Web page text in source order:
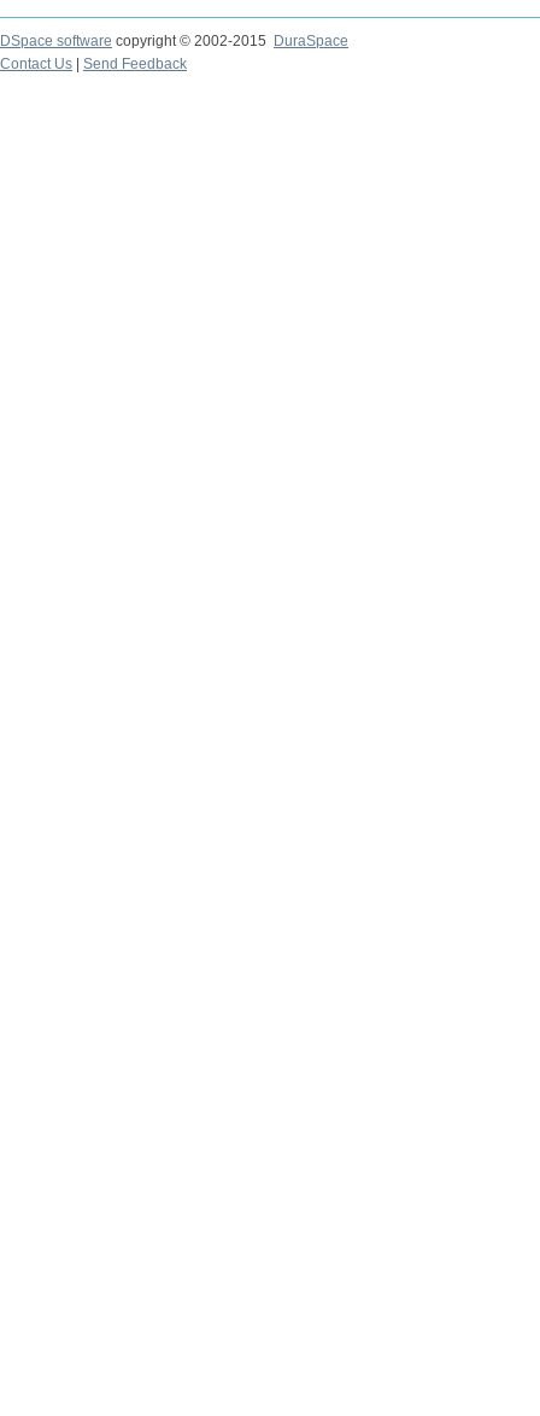
DSpace software copyright © 2002-2015
DuraSpace
Contact Us
Send Feedback